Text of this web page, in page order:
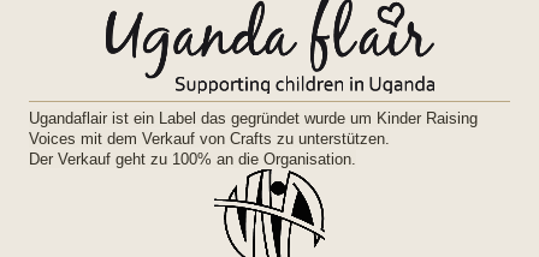
Ugandaflair ist ein Label das gegründet wurde um Kinder Raising
Voices mit dem Verkauf von Crafts zu unterstützen.
Der Verkauf geht zu 100% an die Organisation.